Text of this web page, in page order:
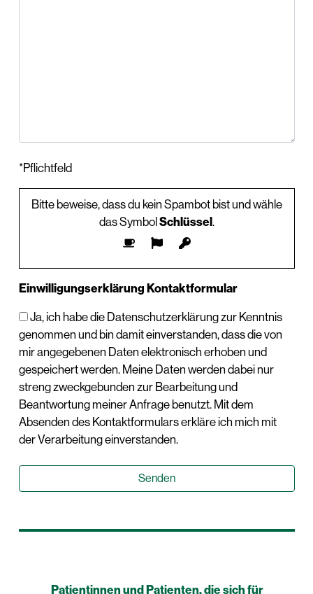
*Pflichtfeld
Bitte beweise, dass du kein Spambot bist und wähle
das SymbolSchlüssel.
Einwilligungserklärung Kontaktformular
Ja, ich habe die Datenschutzerklärung zur Kenntnis
genommen und bin damit einverstanden, dass die von
mir angegebenen Daten elektronisch erhoben und
gespeichert werden. Meine Daten werden dabei nur
streng zweckgebunden zur Bearbeitung und
Beantwortung meiner Anfrage benutzt. Mit dem
Absenden des Kontaktformulars erkläre ich mich mit
der Verarbeitung einverstanden.
Patientinnen und Patienten, die sich für